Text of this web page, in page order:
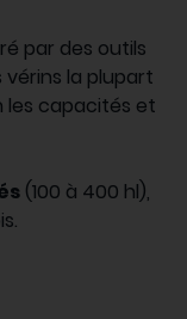
par des outils
vérins la plupart
les capacités et
(100 à 400 hl),